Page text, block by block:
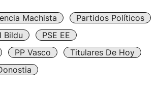
Machista
Partidos Políticos
Bildu
PSE EE
PP Vasco
Titulares De Hoy